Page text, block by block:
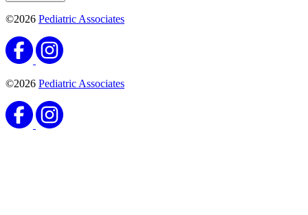
©2026 Pediatric Associates
©2026 Pediatric Associates